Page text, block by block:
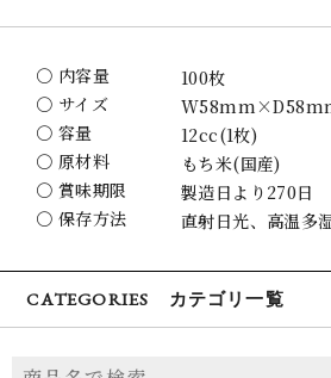
〇 内容量
100枚
〇 サイズ
〇 容量
12cc(1枚)
〇 原材料
もち米(国産)
〇 賞味期限
製造日より270日
〇 保存方法
直射日光、高温多
CATEGORIES カテゴリ一覧